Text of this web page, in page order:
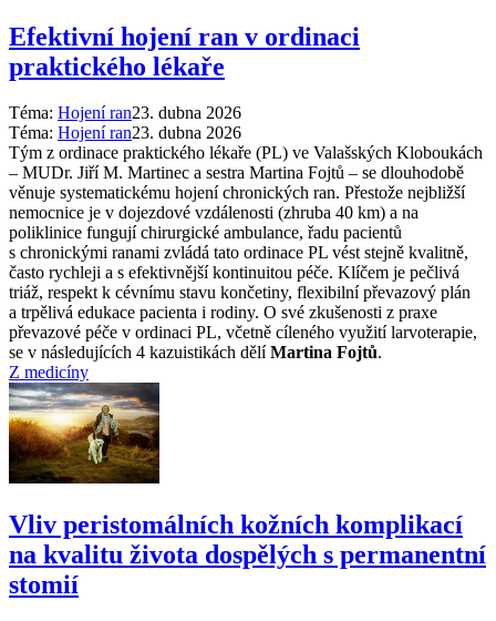
Efektivní hojení ran v ordinaci
praktického lékaře
Téma: Hojení ran23. dubna 2026
Téma: Hojení ran23. dubna 2026
Tým z ordinace praktického lékaře (PL) ve Valašských Kloboukách
–⁠ MUDr. Jiří M. Martinec a sestra Martina Fojtů –⁠ se dlouhodobě
věnuje systematickému hojení chronických ran. Přestože nejbližší
nemocnice je v dojezdové vzdálenosti (zhruba 40 km) a na
poliklinice fungují chirurgické ambulance, řadu pacientů
s chronickými ranami zvládá tato ordinace PL vést stejně kvalitně,
často rychleji a s efektivnější kontinuitou péče. Klíčem je pečlivá
triáž, respekt k cévnímu stavu končetiny, flexibilní převazový plán
a trpělivá edukace pacienta i rodiny. O své zkušenosti z praxe
převazové péče v ordinaci PL, včetně cíleného využití larvoterapie,
se v následujících 4 kazuistikách dělí Martina Fojtů.
Z medicíny
Vliv peristomálních kožních komplikací
na kvalitu života dospělých s permanentní
stomií